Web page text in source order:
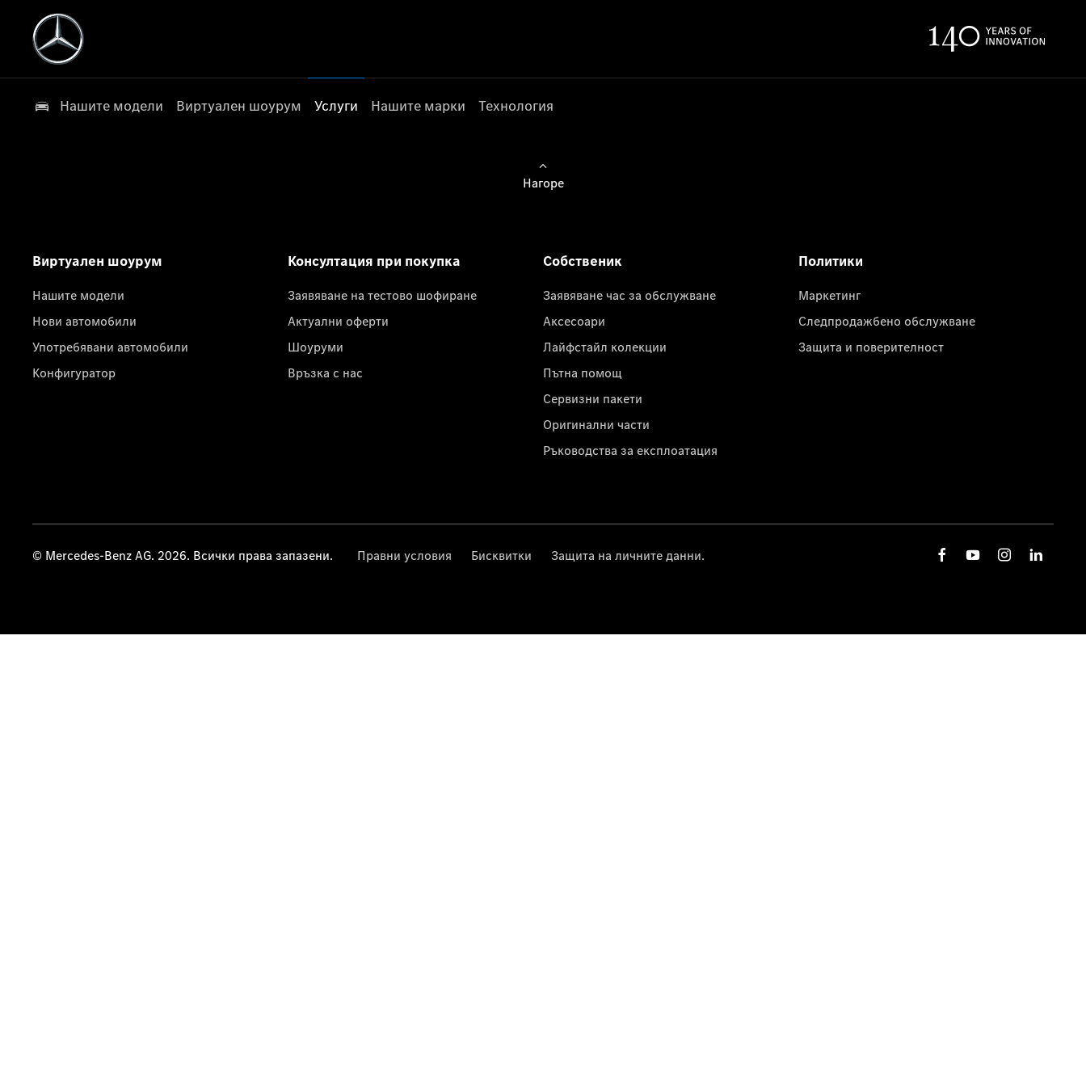
Нашите модели Виртуален шоурум Услуги Нашите марки Технология
Нагоре
Виртуален шоурум
Нашите модели
Нови автомобили
Употребявани автомобили
Конфигуратор
Консултация при покупка
Заявяване на тестово шофиране
Актуални оферти
Шоуруми
Връзка с нас
Собственик
Заявяване час за обслужване
Аксесоари
Лайфстайл колекции
Пътна помощ
Сервизни пакети
Оригинални части
Ръководства за експлоатация
Политики
Маркетинг
Следпродажбено обслужване
Защита и поверителност
© Mercedes-Benz AG. 2026. Всички права запазени. Правни условия Бисквитки Защита на личните данни.